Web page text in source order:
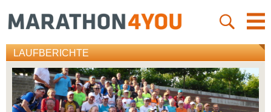
LAUFBERICHTE